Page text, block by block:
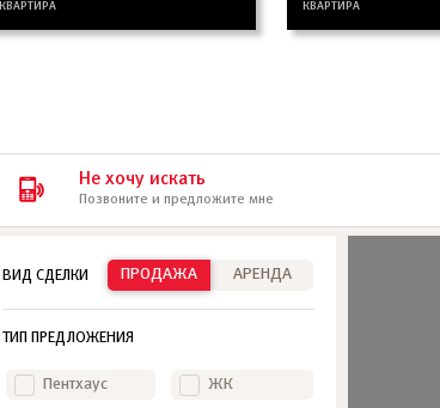
КВАРТИРА КВАРТИРА
Не хочу искать
Позвоните и предложите мне
ПРОДАЖА АРЕНДА
ВИД СДЕЛКИ
ТИП ПРЕДЛОЖЕНИЯ
Пентхаус ЖК